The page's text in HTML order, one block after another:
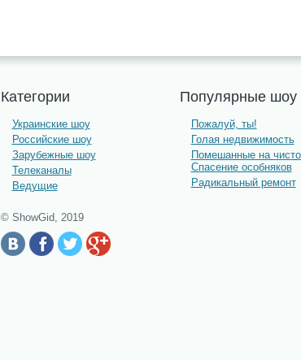
Категории
Украинские шоу
Российские шоу
Зарубежные шоу
Телеканалы
Ведущие
Популярные шоу
Пожалуй, ты!
Голая недвижимость
Помешанные на
Спасение особняков
Радикальный ремонт
© ShowGid, 2019